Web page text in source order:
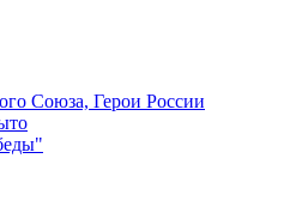
Союза, Герои России